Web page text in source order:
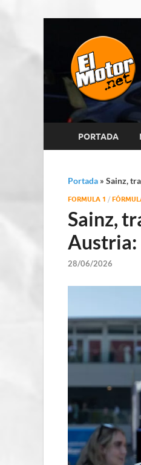
PORTADA
Portada » Sainz,
FORMULA 1 /
Sainz,
Austria:
28/06/2026